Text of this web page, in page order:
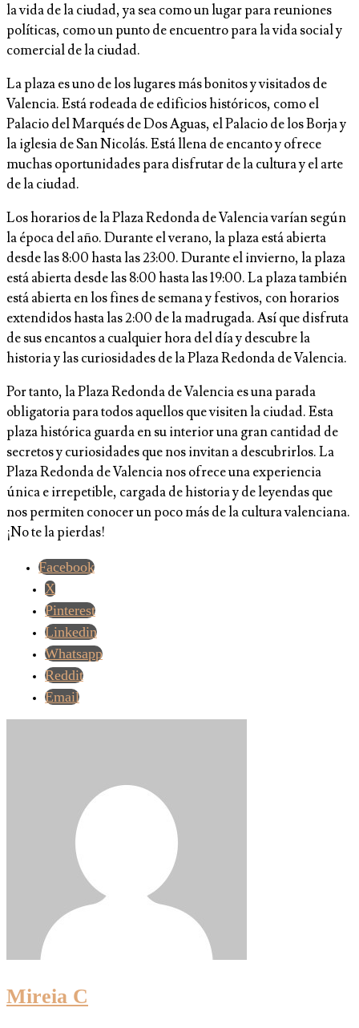
la vida de la ciudad, ya sea como un lugar para reuniones
políticas, como un punto de encuentro para la vida social y
comercial de la ciudad.
La plaza es uno de los lugares más bonitos y visitados de
Valencia. Está rodeada de edificios históricos, como el
Palacio del Marqués de Dos Aguas, el Palacio de los Borja y
la iglesia de San Nicolás. Está llena de encanto y ofrece
muchas oportunidades para disfrutar de la cultura y el arte
de la ciudad.
Los horarios de la Plaza Redonda de Valencia varían según
la época del año. Durante el verano, la plaza está abierta
desde las 8:00 hasta las 23:00. Durante el invierno, la plaza
está abierta desde las 8:00 hasta las 19:00. La plaza también
está abierta en los fines de semana y festivos, con horarios
extendidos hasta las 2:00 de la madrugada. Así que disfruta
de sus encantos a cualquier hora del día y descubre la
historia y las curiosidades de la Plaza Redonda de Valencia.
Por tanto, la Plaza Redonda de Valencia es una parada
obligatoria para todos aquellos que visiten la ciudad. Esta
plaza histórica guarda en su interior una gran cantidad de
secretos y curiosidades que nos invitan a descubrirlos. La
Plaza Redonda de Valencia nos ofrece una experiencia
única e irrepetible, cargada de historia y de leyendas que
nos permiten conocer un poco más de la cultura valenciana.
¡No te la pierdas!
Facebook
X
Pinterest
Linkedin
Whatsapp
Reddit
Email
Mireia C